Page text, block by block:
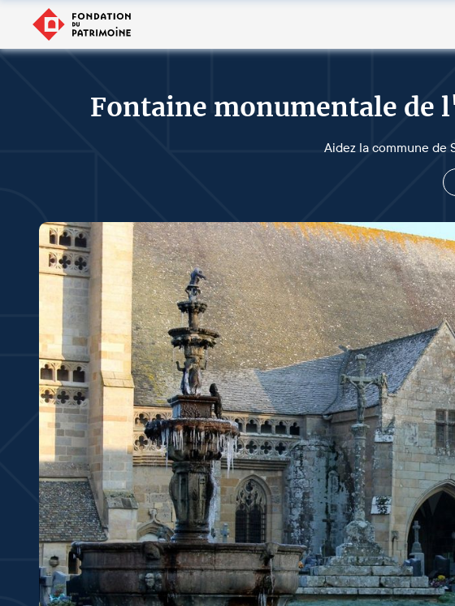
Fontaine monumentale
Aidez la commune de